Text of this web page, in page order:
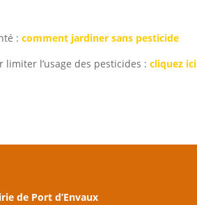
:comment jardiner sans pesticide
limiter l’usage des pesticides :cliquez ici
de Port d’Envaux